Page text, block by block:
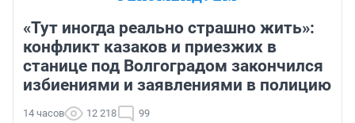
«Тут иногда реально страшно жить»:
конфликт казаков и приезжих в
станице под Волгоградом закончился
избиениями и заявлениями в полицию
14 часов 12 218 99